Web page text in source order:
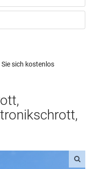
sich kostenlos